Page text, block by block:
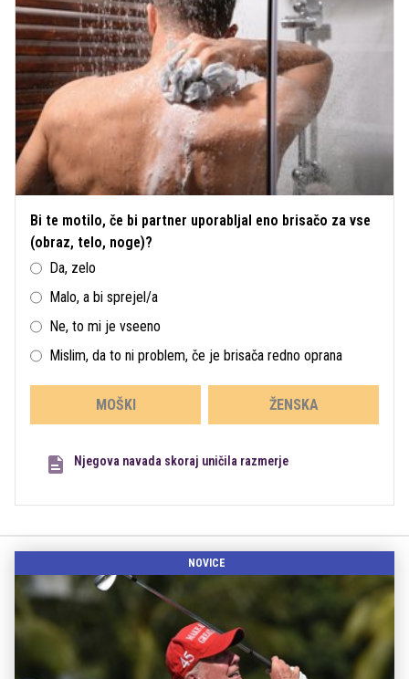
Bi te motilo, če bi partner uporabljal eno brisačo za vse
(obraz, telo, noge)?
Da, zelo
Malo, a bi sprejel/a
Ne, to mi je vseeno
Mislim, da to ni problem, če je brisača redno oprana
MOŠKI ŽENSKA
Njegova navada skoraj uničila razmerje
NOVICE